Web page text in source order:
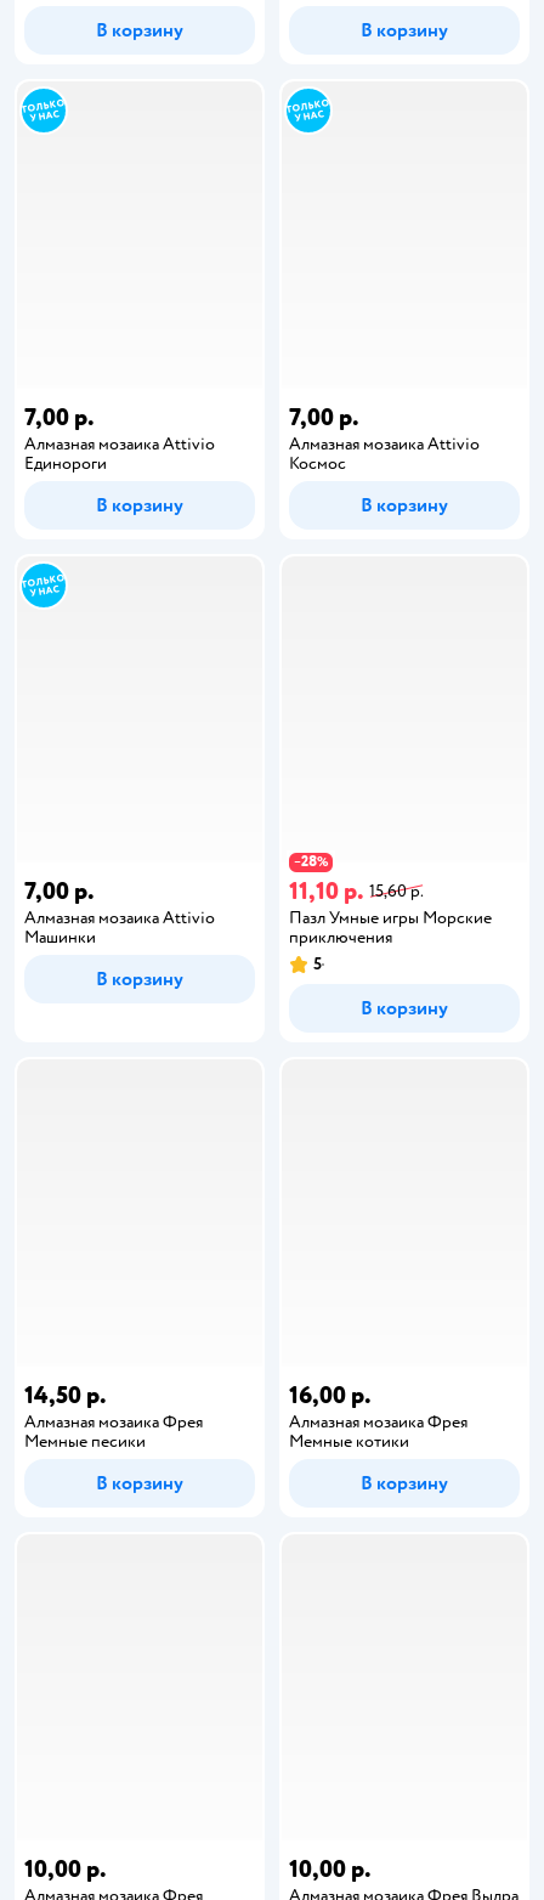
В корзину В корзину
7,00 р.
Алмазная мозаика Attivio
Единороги
В корзину
7,00 р.
Алмазная мозаика Attivio
Космос
В корзину
7,00 р.
Алмазная мозаика Attivio
Машинки
В корзину
−28%
11,10 р. 15,60 р.
Пазл Умные игры Морские
приключения
5
В корзину
14,50 р.
Алмазная мозаика Фрея
Мемные песики
В корзину
16,00 р.
Алмазная мозаика Фрея
Мемные котики
В корзину
10,00 р.
Алмазная мозаика Фрея
10,00 р.
Алмазная мозаика Фрея Выдра